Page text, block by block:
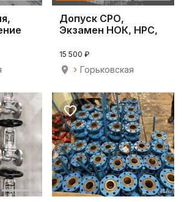
Допуск СРО,
Экзамен НОК, НРС,
РосТехНад
15 500 ₽
Горьковская